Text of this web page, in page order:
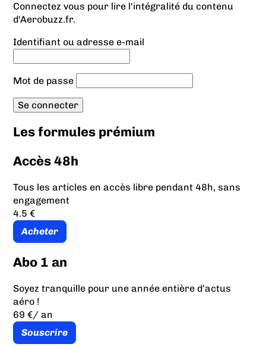
Connectez vous pour lire l'intégralité du contenu
d'Aerobuzz.fr.
Identifiant ou adresse e-mail
Mot de passe
Les formules prémium
Accès 48h
Tous les articles en accès libre pendant 48h, sans
engagement
4.5 €
Acheter
Abo 1 an
Soyez tranquille pour une année entière d’actus
aéro !
69 €/ an
Souscrire